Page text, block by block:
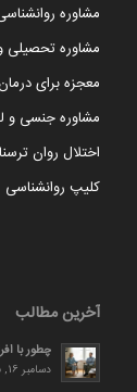
مشاوره
مشاوره تحصیلی
معجزه برای
مشاوره جنسی و
اختلال روان
کلیپ روانشناسی
آخرین مطالب
چطور با
دسامبر 16, 2025 - 12:00 ب.ظ